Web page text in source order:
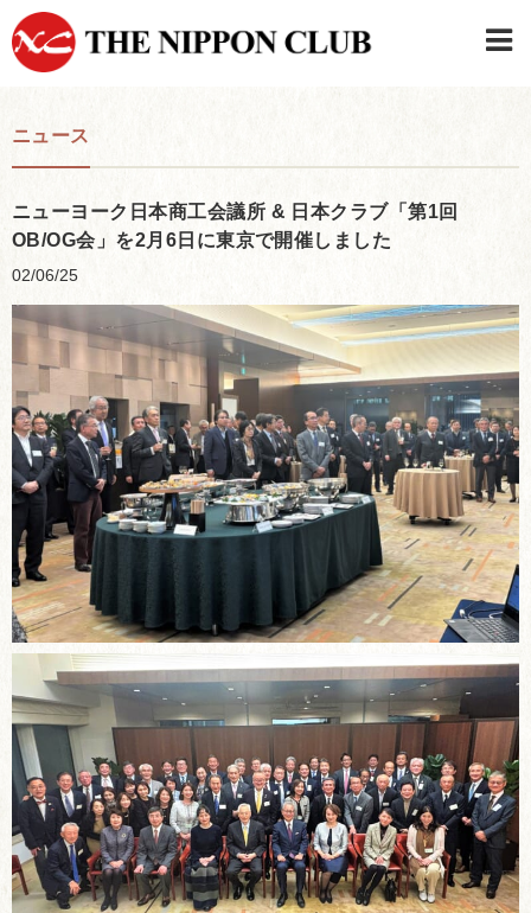
ニュース
ニューヨーク日本商工会議所 & 日本クラブ「第1回
OB/OG会」を2月6日に東京で開催しました
02/06/25
日本クラブメンバーログイン
連絡先・駐車場
はじめてご利用の方はこちら
›